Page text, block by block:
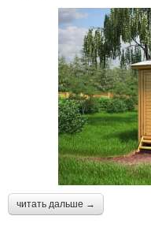
читать дальше →